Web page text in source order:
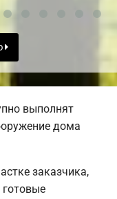
выполнят
дома
заказчика,